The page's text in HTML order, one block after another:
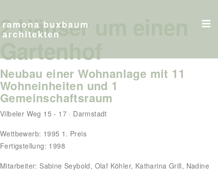
ramona buxbaum
architekten
2 Häuser um einen
Gartenhof
Neubau einer Wohnanlage mit 11
Wohneinheiten und 1
Gemeinschaftsraum
Vilbeler Weg 15 - 17 · Darmstadt
Wettbewerb: 1995 1. Preis
Fertigstellung: 1998
Mitarbeiter: Sabine Seybold, Olaf Köhler, Katharina Grill, Nadine